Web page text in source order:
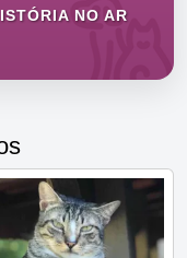
NO AR